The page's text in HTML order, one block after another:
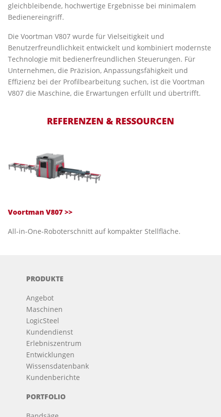
gleichbleibende, hochwertige Ergebnisse bei minimalem
Bedienereingriff.
Die Voortman V807 wurde für Vielseitigkeit und
Benutzerfreundlichkeit entwickelt und kombiniert modernste
Technologie mit bedienerfreundlichen Steuerungen. Für
Unternehmen, die Präzision, Anpassungsfähigkeit und
Effizienz bei der Profilbearbeitung suchen, ist die Voortman
V807 die Maschine, die Erwartungen erfüllt und übertrifft.
REFERENZEN & RESSOURCEN
Voortman V807 >>
All-in-One-Roboterschnitt auf kompakter Stellfläche.
PRODUKTE
Angebot
Maschinen
LogicSteel
Kundendienst
Erlebniszentrum
Entwicklungen
Wissensdatenbank
Kundenberichte
PORTFOLIO